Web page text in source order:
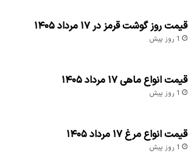
قیمت روز گوشت قرمز در ۱۷ مرداد ۱۴۰۵
1 روز پیش
قیمت انواع ماهی ۱۷ مرداد ۱۴۰۵
1 روز پیش
قیمت انواع مرغ ۱۷ مرداد ۱۴۰۵
1 روز پیش